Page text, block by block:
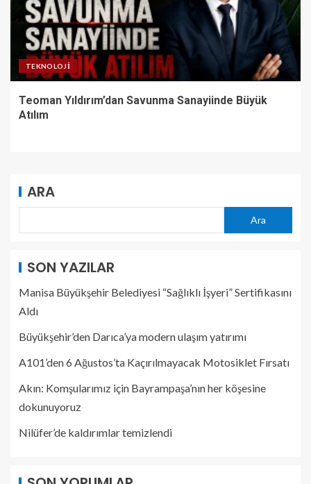
TEKNOLOJI
Teoman Yıldırım’dan Savunma Sanayiinde Büyük
Atılım
ARA
Ara
SON YAZILAR
Manisa Büyükşehir Belediyesi “Sağlıklı İşyeri” Sertifikasını
Aldı
Büyükşehir’den Darıca’ya modern ulaşım yatırımı
A101’den 6 Ağustos’ta Kaçırılmayacak Motosiklet Fırsatı
Akın: Komşularımız için Bayrampaşa’nın her köşesine
dokunuyoruz
Nilüfer’de kaldırımlar temizlendi